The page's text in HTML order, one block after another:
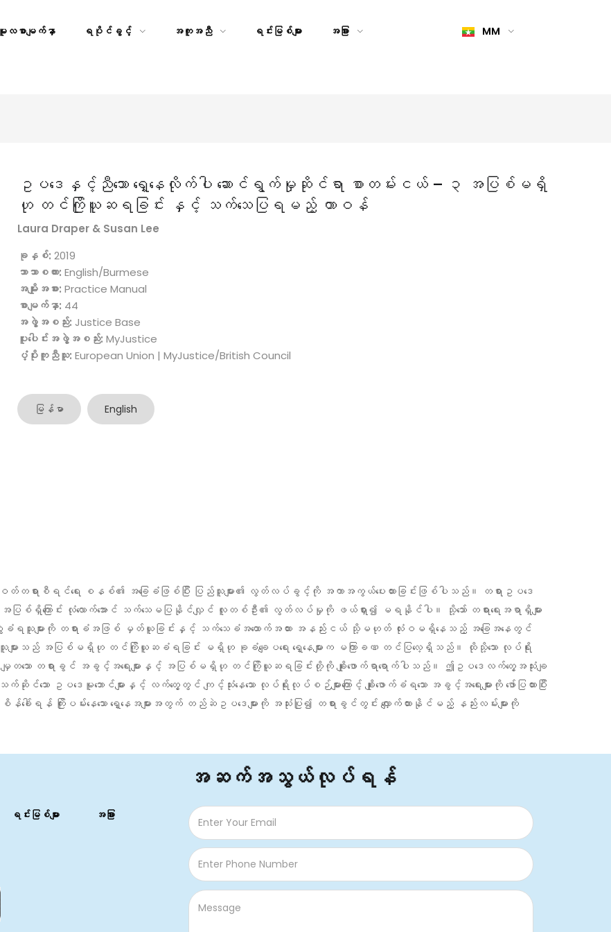
မူလစာမျက်နှာ ရပိုင်ခွင့် အကူအညီ ရင်းမြစ်များ အခြား MM
ဥပဒေနှင့်ညီသော ရှေ့နေလိုက်ပါ ဆောင်ရွက်မှုဆိုင်ရာ စာတမ်းငယ် – ၃ အပြစ်မရှိ
ဟု တင်ကြိုယူဆရခြင်း နှင့် သက်သေပြရမည့် တာဝန်
Laura Draper & Susan Lee
ခုနှစ်: 2019
ဘာသာစကား: English/Burmese
အမျိုးအစား: Practice Manual
စာမျက်နှာ: 44
အဖွဲ့အစည်း: Justice Base
ပူးပေါင်းအဖွဲ့အစည်း: MyJustice
ပံ့ပိုးကူညီသူ: European Union | MyJustice/British Council
မြန်မာ English
း‌စီရင်ရေး စနစ်၏ အခြေခံဖြစ်ပြီး ပြည်သူများ၏ လွတ်လပ်ခွင့်ကို အကာအကွယ်ပေးထားခြင်းဖြစ်ပါသည်။ တရားဥပဒေ
အပြစ်ရှိကြောင်း လုံလောက်အောင် သက်သေမပြနိုင်လျှင် လူတစ်ဦး၏ လွတ်လပ်မှုကို ဖယ်ရှား၍ မရနိုင်ပါ။ သို့သော် တရားရေးအရာရှိများ
ခံရသူများကို တရားခံအဖြစ် မှတ်ယူခြင်းနှင့် သက်သေခံအထောက်အထား အနည်းငယ် သို့မဟုတ် လုံးဝမရှိနေသည့် အခြေအနေတွင်
ခံရသူများသည် အပြစ်မရှိဟု တင်ကြိုယူဆခံရခြင်း မရှိဟု ခုခံချေပရေး ရှေ့နေများက မကြာခဏ တင်ပြလေ့ရှိသည်။ ထိုသို့သော လုပ်ရိုး
ရားခွင် အခွင့်အရေးများနှင့် အပြစ်မရှိဟု တင်ကြိုယူဆရခြင်းတို့ကို ချိုးဖောက်ရာရောက်ပါသည်။ ဤဥပဒေလက်တွေ့အသုံးချ
ဒေမူဘောင်များနှင့် လက်တွေ့တွင် ကျင့်သုံးနေသော လုပ်ရိုးလုပ်စဉ်များကြောင့် ချိုးဖောက်ခံရသော အခွင့်အရေးများကို ဖော်ပြထားပြီး
န် ကြိုးပမ်းနေသော ရှေ့နေအများအတွက် တည်ဆဲဥပဒေများကို အသုံးပြု၍ တရားခွင်တွင်း လျှောက်ထားနိုင်မည့် နည်းလမ်းများကို
ရင်းမြစ်များ အခြား
အဆက်အသွယ်လုပ်ရန်